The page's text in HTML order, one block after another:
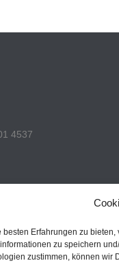
besten Erfahrungen zu
zu speichern
zustimmen, können wir
4537
2493